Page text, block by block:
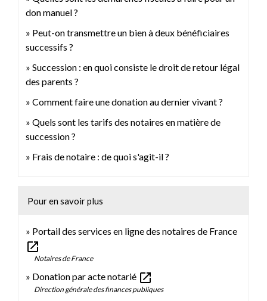
don manuel ?
Peut-on transmettre un bien à deux bénéficiaires
successifs ?
Succession : en quoi consiste le droit de retour légal
des parents ?
Comment faire une donation au dernier vivant ?
Quels sont les tarifs des notaires en matière de
succession ?
Frais de notaire : de quoi s'agit-il ?
Pour en savoir plus
Portail des services en ligne des notaires de France
open_in_new
Notaires de France
Donation par acte notarié open_in_new
Direction générale des finances publiques